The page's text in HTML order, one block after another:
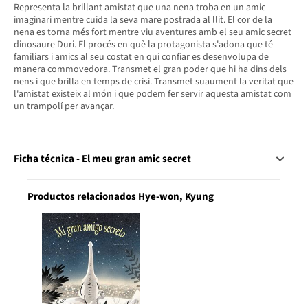
Representa la brillant amistat que una nena troba en un amic
imaginari mentre cuida la seva mare postrada al llit. El cor de la
nena es torna més fort mentre viu aventures amb el seu amic secret
dinosaure Duri. El procés en què la protagonista s'adona que té
familiars i amics al seu costat en qui confiar es desenvolupa de
manera commovedora. Transmet el gran poder que hi ha dins dels
nens i que brilla en temps de crisi. Transmet suaument la veritat que
l'amistat existeix al món i que podem fer servir aquesta amistat com
un trampolí per avançar.
Ficha técnica - El meu gran amic secret
Productos relacionados Hye-won, Kyung